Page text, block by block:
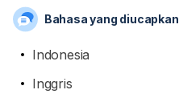
Bahasa yang diucapkan
Indonesia
Inggris